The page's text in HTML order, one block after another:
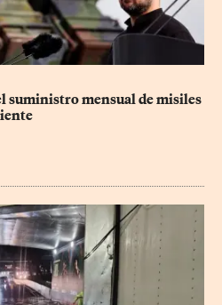
suministro mensual de misiles